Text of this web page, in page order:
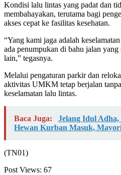
Kondisi lalu lintas yang padat dan
membahayakan, terutama bagi
akses cepat ke fasilitas kesehatan.
“Yang kami jaga adalah
ada penumpukan di bahu jalan
lain,” tegasnya.
Melalui pengaturan parkir dan
aktivitas UMKM tetap berjalan
keselamatan lalu lintas.
Baca Juga:
Jelang Idul
Hewan Kurban Masuk,
(TN01)
Post Views: 67